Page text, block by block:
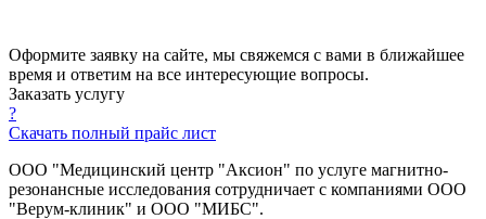
Оформите заявку на сайте, мы свяжемся с вами в ближайшее
время и ответим на все интересующие вопросы.
Заказать услугу
?
Скачать полный прайс лист
ООО "Медицинский центр "Аксион" по услуге магнитно-
резонансные исследования сотрудничает с компаниями ООО
"Верум-клиник" и ООО "МИБС".